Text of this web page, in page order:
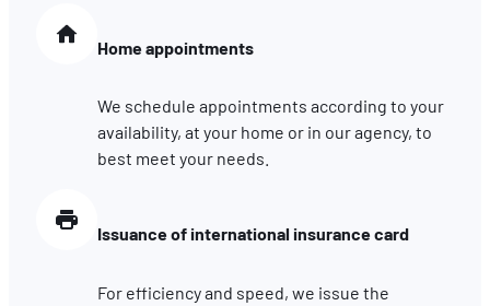
Home appointments
We schedule appointments according to your
availability, at your home or in our agency, to
best meet your needs.
Issuance of international insurance card
For efficiency and speed, we issue the